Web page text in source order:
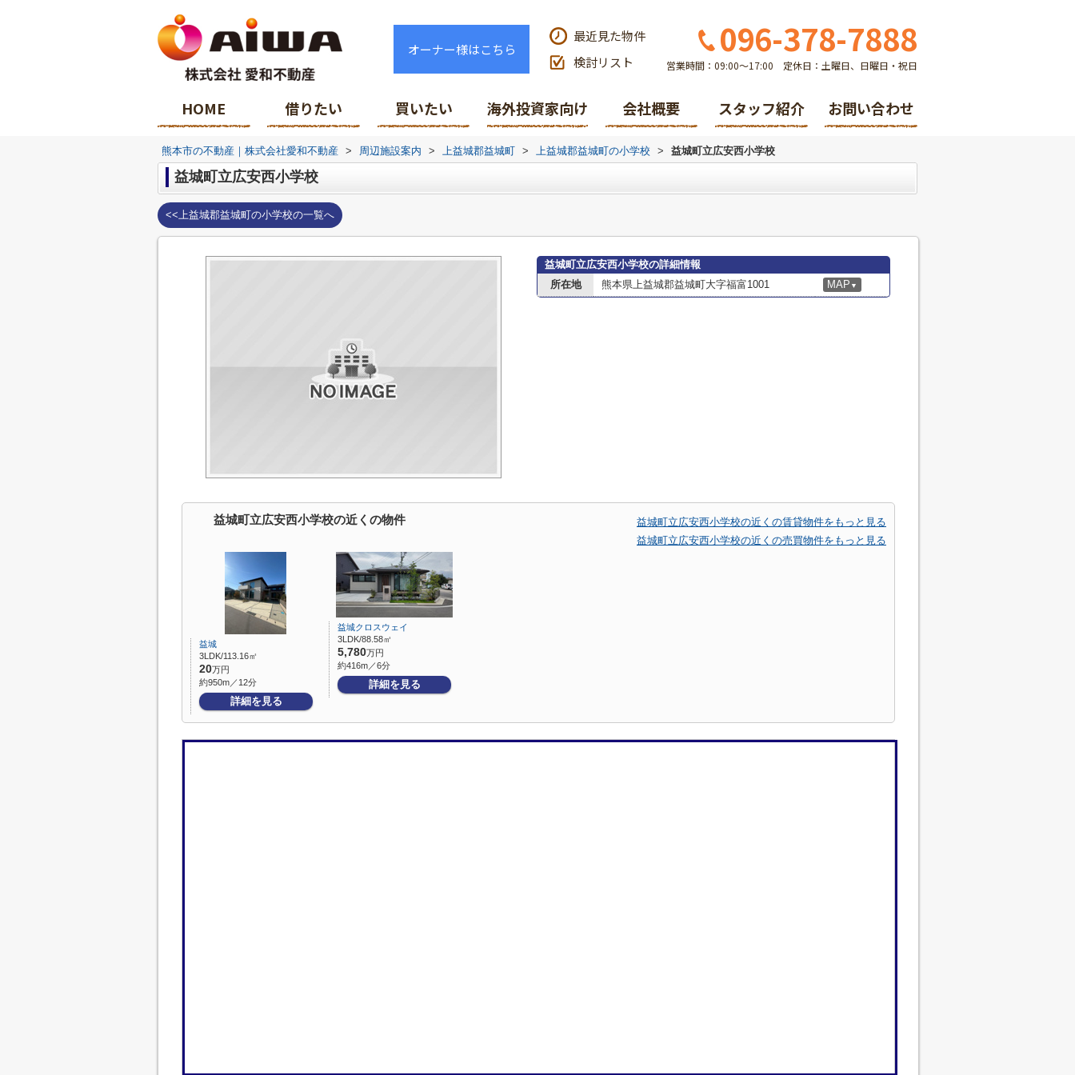
オーナー様はこちら
最近見た物件
検討リスト
096-378-7888
営業時間：09:00～17:00 定休日：土曜日、日曜日・祝日
HOME 借りたい 買いたい 海外投資家向け 会社概要 スタッフ紹介 お問い合わせ
熊本市の不動産｜株式会社愛和不動産 > 周辺施設案内 > 上益城郡益城町 > 上益城郡益城町の小学校 > 益城町立広安西小学校
益城町立広安西小学校
<<上益城郡益城町の小学校の一覧へ
益城町立広安西小学校の詳細情報
所在地
熊本県上益城郡益城町大字福富1001 MAP ▼
益城町立広安西小学校の近くの物件
益城町立広安西小学校の近くの賃貸物件をもっと見る
益城町立広安西小学校の近くの売買物件をもっと見る
益城
3LDK/113.16㎡
20万円
約950m／12分
詳細を見る
益城クロスウェイ
3LDK/88.58㎡
5,780万円
約416m／6分
詳細を見る